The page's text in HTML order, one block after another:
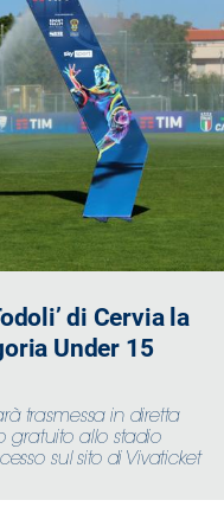
di Cervia la
Under 15
trasmessa in diretta
gratuito allo stadio
sul sito di Vivaticket